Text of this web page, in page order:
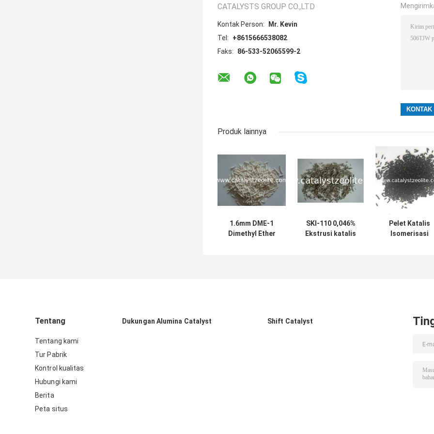
CATALYSTS GROUP CO.,LTD
Kontak Person:
Mr. Kevin
Tel:
+8615666538082
Faks:
86-533-52065599-2
Produk lainnya
1.6mm DME-1
Dimethyl Ether
SKI-110 0,046%
Ekstrusi katalis
Pelet Katalis
Isomerisasi
Tentang
Tentang kami
Tur Pabrik
Kontrol kualitas
Hubungi kami
Berita
Peta situs
Dukungan Alumina Catalyst Shift Catalyst